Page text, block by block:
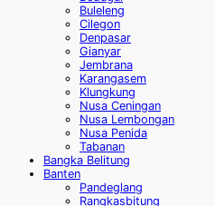
Buleleng
Cilegon
Denpasar
Gianyar
Jembrana
Karangasem
Klungkung
Nusa Ceningan
Nusa Lembongan
Nusa Penida
Tabanan
Bangka Belitung
Banten
Pandeglang
Rangkasbitung